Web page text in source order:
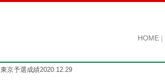
HOME
京予選成績2020.12.29